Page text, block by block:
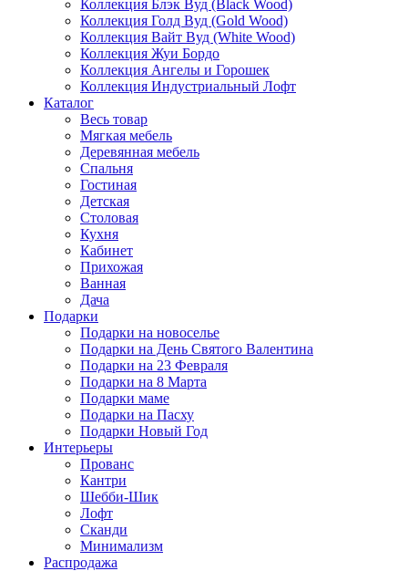
Коллекция Блэк Вуд (Black Wood)
Коллекция Голд Вуд (Gold Wood)
Коллекция Вайт Вуд (White Wood)
Коллекция Жуи Бордо
Коллекция Ангелы и Горошек
Коллекция Индустриальный Лофт
Каталог
Весь товар
Мягкая мебель
Деревянная мебель
Спальня
Гостиная
Детская
Столовая
Кухня
Кабинет
Прихожая
Ванная
Дача
Подарки
Подарки на новоселье
Подарки на День Святого Валентина
Подарки на 23 Февраля
Подарки на 8 Марта
Подарки маме
Подарки на Пасху
Подарки Новый Год
Интерьеры
Прованс
Кантри
Шебби-Шик
Лофт
Сканди
Минимализм
Распродажа